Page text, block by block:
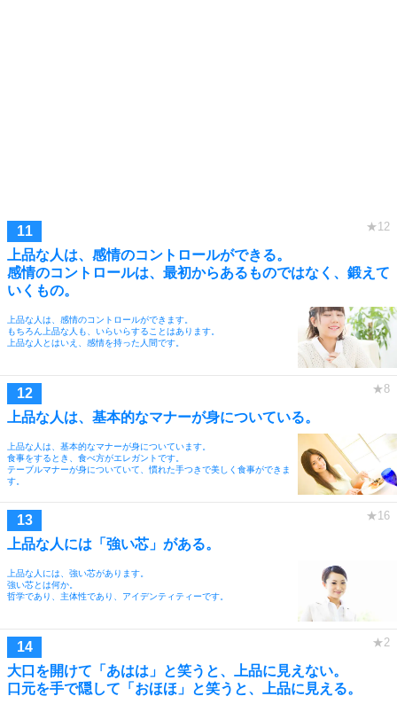
上品な人は、感情のコントロールができる。
感情のコントロールは、最初からあるものではなく、鍛えて
いくもの。
上品な人は、感情のコントロールができます。
もちろん上品な人も、いらいらすることはあります。
上品な人とはいえ、感情を持った人間です。
上品な人は、基本的なマナーが身についている。
上品な人は、基本的なマナーが身についています。
食事をするとき、食べ方がエレガントです。
テーブルマナーが身についていて、慣れた手つきで美しく食事ができま
す。
上品な人には「強い芯」がある。
上品な人には、強い芯があります。
強い芯とは何か。
哲学であり、主体性であり、アイデンティティーです。
大口を開けて「あはは」と笑うと、上品に見えない。
口元を手で隠して「おほほ」と笑うと、上品に見える。